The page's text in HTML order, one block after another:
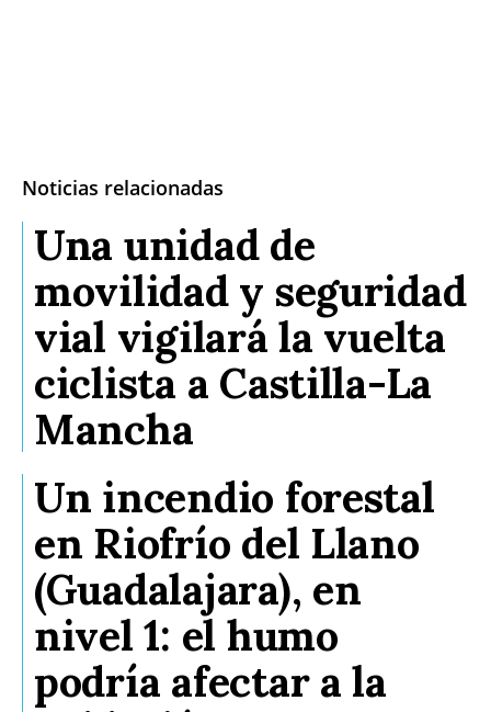
Noticias relacionadas
Una unidad de
movilidad y seguridad
vial vigilará la vuelta
ciclista a Castilla-La
Mancha
Un incendio forestal
en Riofrío del Llano
(Guadalajara), en
nivel 1: el humo
podría afectar a la